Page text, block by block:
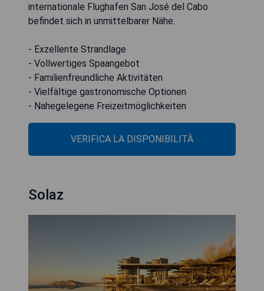
internationale Flughafen San José del Cabo
befindet sich in unmittelbarer Nähe.
- Exzellente Strandlage
- Vollwertiges Spaangebot
- Familienfreundliche Aktivitäten
- Vielfältige gastronomische Optionen
- Nahegelegene Freizeitmöglichkeiten
VERIFICA LA DISPONIBILITÀ
Solaz